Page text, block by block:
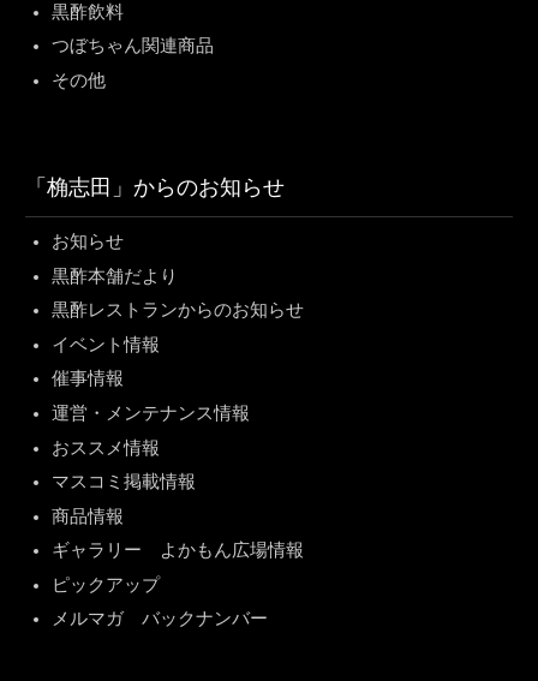
黒酢飲料
つぼちゃん関連商品
その他
「桷志田」からのお知らせ
お知らせ
黒酢本舗だより
黒酢レストランからのお知らせ
イベント情報
催事情報
運営・メンテナンス情報
おススメ情報
マスコミ掲載情報
商品情報
ギャラリー よかもん広場情報
ピックアップ
メルマガ バックナンバー